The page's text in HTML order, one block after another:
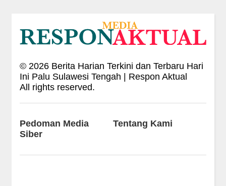
© 2026Berita Harian Terkini dan Terbaru Hari
Ini Palu Sulawesi Tengah | Respon Aktual
All rights reserved.
Pedoman Media
Siber
Tentang Kami